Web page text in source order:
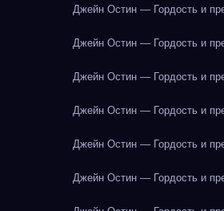
Джейн Остин — Гордость и
Джейн Остин — Гордость и
Джейн Остин — Гордость и
Джейн Остин — Гордость и
Джейн Остин — Гордость и
Джейн Остин — Гордость и